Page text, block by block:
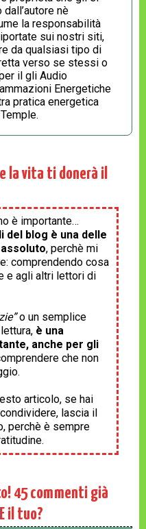
nè
la responsabilità
sui nostri siti,
da qualsiasi tipo di
verso se stessi o
il gli Audio
Energetiche
pratica energetica
la vita ti donerà il
è importante…
blog è una delle
, perchè mi
comprendendo cosa
e agli altri lettori di
o un semplice
è una
anche per gli
che non
articolo, se hai
lascia il
perchè è sempre
45commenti già
il tuo?